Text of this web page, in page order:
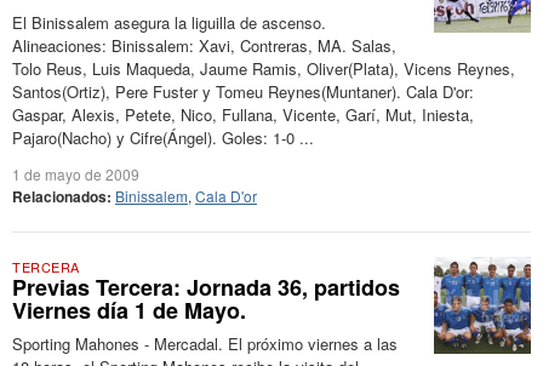
El Binissalem asegura la liguilla de ascenso.
Alineaciones: Binissalem: Xavi, Contreras, MA. Salas,
Tolo Reus, Luis Maqueda, Jaume Ramis, Oliver(Plata), Vicens Reynes,
Santos(Ortiz), Pere Fuster y Tomeu Reynes(Muntaner). Cala D'or:
Gaspar, Alexis, Petete, Nico, Fullana, Vicente, Garí, Mut, Iniesta,
Pajaro(Nacho) y Cifre(Ángel). Goles: 1-0 ...
1 de mayo de 2009
Relacionados: Binissalem, Cala D'or
TERCERA
Previas Tercera: Jornada 36, partidos
Viernes día 1 de Mayo.
Sporting Mahones - Mercadal. El próximo viernes a las